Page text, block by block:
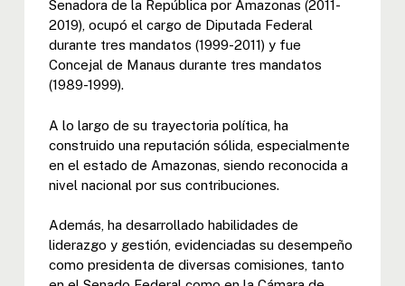
Senadora de la República por Amazonas (2011-
2019), ocupó el cargo de Diputada Federal
durante tres mandatos (1999-2011) y fue
Concejal de Manaus durante tres mandatos
(1989-1999).
A lo largo de su trayectoria política, ha
construido una reputación sólida, especialmente
en el estado de Amazonas, siendo reconocida a
nivel nacional por sus contribuciones.
Además, ha desarrollado habilidades de
liderazgo y gestión, evidenciadas su desempeño
como presidenta de diversas comisiones, tanto